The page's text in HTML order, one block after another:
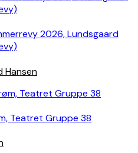
2026, Lundsgaard
Hansen
Teatret Gruppe 38